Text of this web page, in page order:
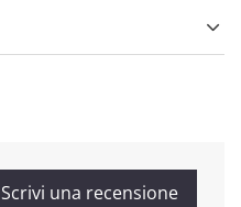
Scrivi una recensione